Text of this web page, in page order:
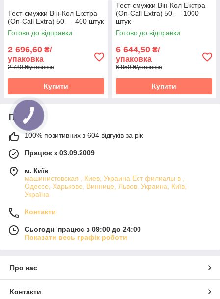
Тест-смужки Він-Кол Екстра
(On-Call Extra) 50 — 400 штук
Готово до відправки
2 696,60 ₴/
упаковка
2 780 ₴/упаковка
Купити
Тест-смужки Він-Кол Екстра
(On-Call Extra) 50 — 1000
штук
Готово до відправки
6 644,50 ₴/
упаковка
6 850 ₴/упаковка
Купити
Про нас
100% позитивних з 604 відгуків за рік
Працює з 03.09.2009
м. Київ
машинистовская , Киев, Украина Ест филиалы в ,
Одессе, Харькове, Виннице, Львов, Украина, Київ,
Україна
Контакти
Сьогодні працює з 09:00 до 24:00
Показати весь графік роботи
Про нас
Контакти